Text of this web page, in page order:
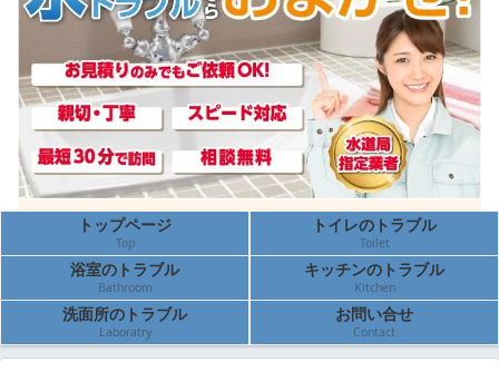
トップページ
Top
トイレのトラブル
Toilet
浴室のトラブル
Bathroom
キッチンのトラブル
Kitchen
洗面所のトラブル
Laboratry
お問い合せ
Contact